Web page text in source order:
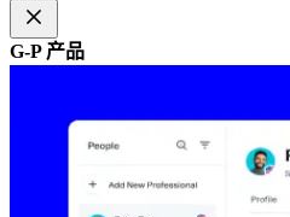
G-P 产品​​